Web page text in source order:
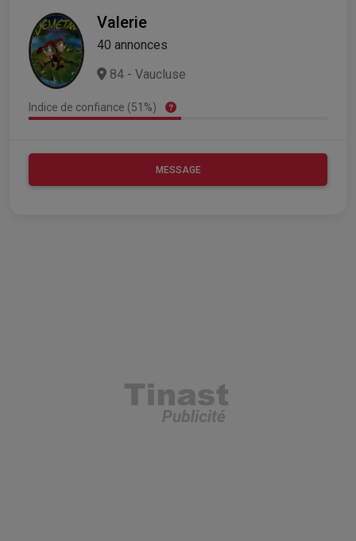
Valerie
40 annonces
84 - Vaucluse
Indice de confiance (51%)
MESSAGE